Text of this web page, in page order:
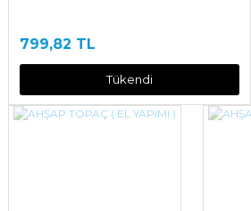
799,82 TL
Tükendi